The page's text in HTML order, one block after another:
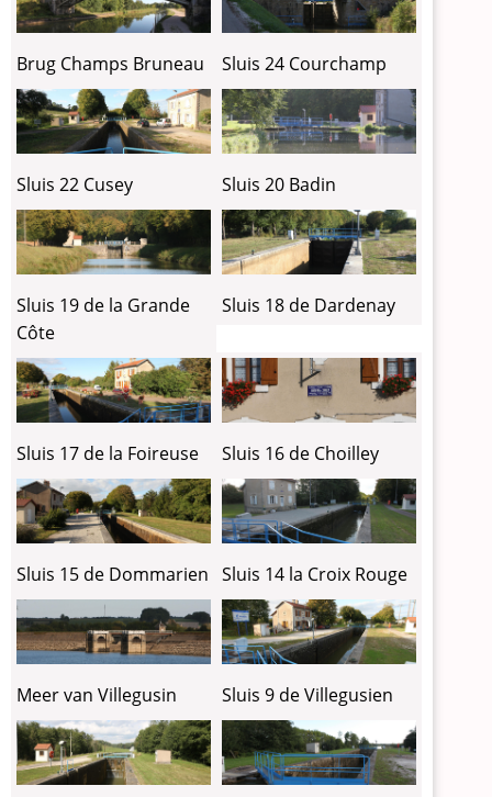
Brug Champs Bruneau Sluis 24 Courchamp
Sluis 22 Cusey Sluis 20 Badin
Sluis 19 de la Grande
Côte
Sluis 18 de Dardenay
Sluis 17 de la Foireuse Sluis 16 de Choilley
Sluis 15 de Dommarien Sluis 14 la Croix Rouge
Meer van Villegusin Sluis 9 de Villegusien